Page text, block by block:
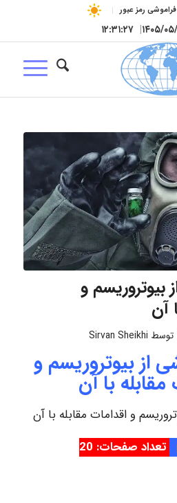
فراموشی رمز عبور
۰۵/۱۹| ۱۲:۳۱:۲۸
بیوتروریسم و
آن
توسط Sirvan Sheikhi
از بیوتروریسم و
مقابله با آن
و اقدامات مقابله با آن
تعداد صفحات: 20